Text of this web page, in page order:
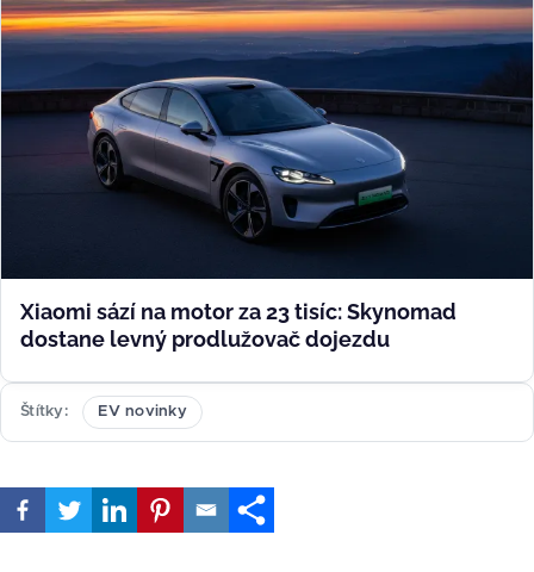
Xiaomi sází na motor za 23 tisíc: Skynomad
dostane levný prodlužovač dojezdu
Štítky EV novinky